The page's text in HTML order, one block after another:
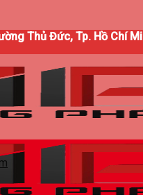
Thủ Đức, Tp. Hồ Chí